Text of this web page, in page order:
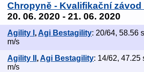
Chropyně - Kvalifikační závod
20. 06. 2020 - 21. 06. 2020
Agility I , Agi Bestagility: 20/64, 58.56
m/s
Agility II ,Agi Bestagility: 14/62, 47.25
m/s